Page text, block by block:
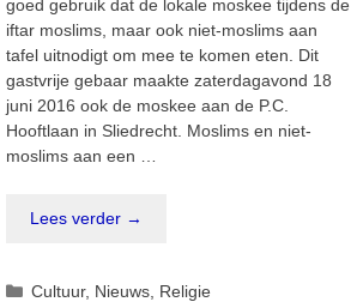
goed gebruik dat de lokale moskee tijdens de
iftar moslims, maar ook niet-moslims aan
tafel uitnodigt om mee te komen eten. Dit
gastvrije gebaar maakte zaterdagavond 18
juni 2016 ook de moskee aan de P.C.
Hooftlaan in Sliedrecht. Moslims en niet-
moslims aan een …
Lees verder →
Categorieën
Cultuur, Nieuws Religie